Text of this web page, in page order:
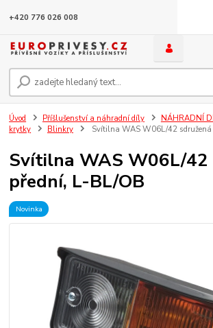
+420 776 026 008
Úvod Příšlušenství a náhradní díly NÁHRADNÍ
krytky
Blinkry Svítilna WAS W06L/42 sdružená
Svítilna WAS W06L/42
přední, L-BL/OB
Novinka